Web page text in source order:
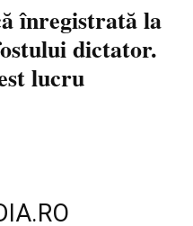
înregistrată la
dictator.
lucru